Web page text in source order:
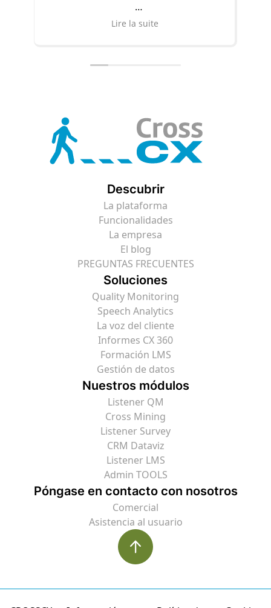
Descubrir
Lire la suite
Descubrir
La plataforma
Funcionalidades
La empresa
El blog
PREGUNTAS FRECUENTES
Soluciones
Quality Monitoring
Speech Analytics
La voz del cliente
Informes CX 360
Formación LMS
Gestión de datos
Nuestros módulos
Listener QM
Cross Mining
Listener Survey
CRM Dataviz
Listener LMS
Admin TOOLS
Póngase en contacto con nosotros
Comercial
Asistencia al usuario